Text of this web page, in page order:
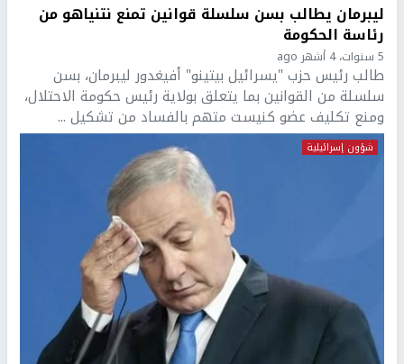
ليبرمان يطالب بسن سلسلة قوانين تمنع نتنياهو من
رئاسة الحكومة
5 سنوات، 4 أشهر ago
طالب رئيس حزب "يسرائيل بيتينو" أفيغدور ليبرمان، بسن
سلسلة من القوانين بما يتعلق بولاية رئيس حكومة الاحتلال،
ومنع تكليف عضو كنيست متهم بالفساد من تشكيل ...
شؤون إسرائيلية